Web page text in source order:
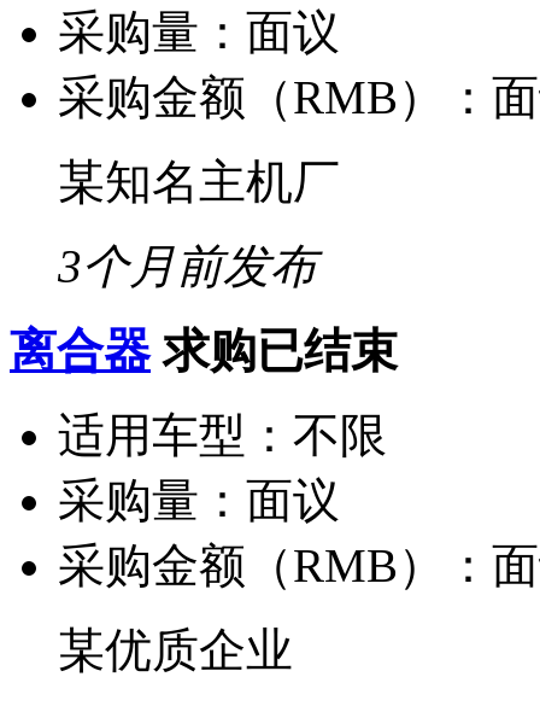
采购量： 面议
采购金额（RMB）：
某知名主机厂
3个月前发布
离合器 求购已结束
适用车型： 不限
采购量： 面议
采购金额（RMB）：
某优质企业